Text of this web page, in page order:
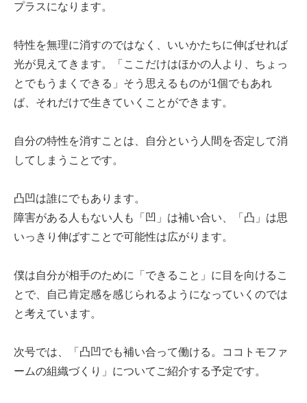
プラスになります。
特性を無理に消すのではなく、いいかたちに伸ばせれば
光が見えてきます。「ここだけはほかの人より、ちょっ
とでもうまくできる」そう思えるものが1個でもあれ
ば、それだけで生きていくことができます。
自分の特性を消すことは、自分という人間を否定して消
してしまうことです。
凸凹は誰にでもあります。
障害がある人もない人も「凹」は補い合い、「凸」は思
いっきり伸ばすことで可能性は広がります。
僕は自分が相手のために「できること」に目を向けるこ
とで、自己肯定感を感じられるようになっていくのでは
と考えています。
次号では、「凸凹でも補い合って働ける。ココトモファ
ームの組織づくり」についてご紹介する予定です。